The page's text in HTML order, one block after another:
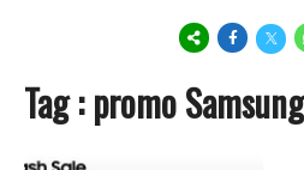
Tag : promo